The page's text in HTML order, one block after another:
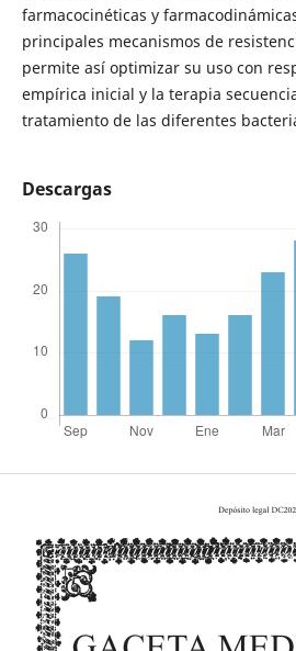
farmacocinéticas y
principales mecanismos de
permite así optimizar su uso con
empírica inicial y la terapia
tratamiento de las diferentes
Descargas